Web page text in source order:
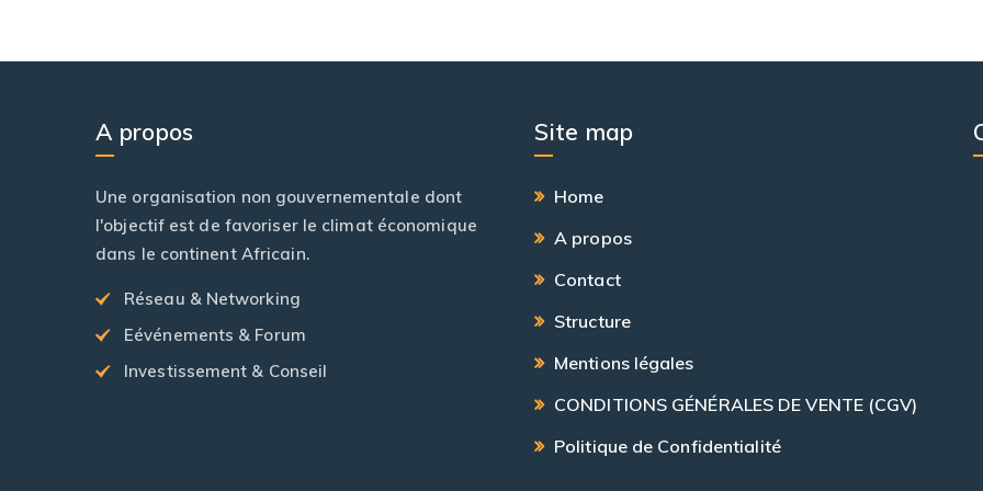
A propos
Une organisation non gouvernementale dont
l'objectif est de favoriser le climat économique
dans le continent Africain.
Réseau & Networking
Eévénements & Forum
Investissement & Conseil
Site map
Home
A propos
Contact
Structure
Mentions légales
CONDITIONS GÉNÉRALES DE VENTE (CGV)
Politique de Confidentialité